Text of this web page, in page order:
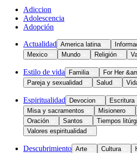
Adiccion
Adolescencia
Adopción
Actualidad America latina
Mexico
Mundo Religión
Estilo de vida Familia
For Her
Pareja y sexualidad
Salud
Espiritualidad Devocion
Escritura
Misa y sacramentos
Misionero
Oración
Santos
Tiempos
Valores espiritualidad
Descubrimiento Arte Cultura